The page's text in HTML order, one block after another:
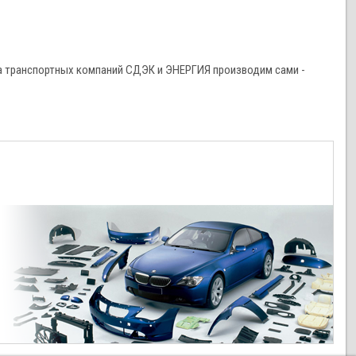
компаний СДЭК и ЭНЕРГИЯ производим сами -